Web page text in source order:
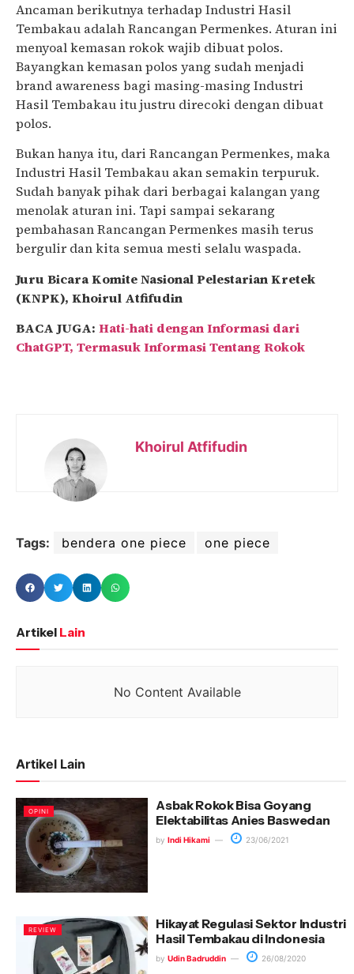
Ancaman berikutnya terhadap Industri Hasil
Tembakau adalah Rancangan Permenkes. Aturan ini
menyoal kemasan rokok wajib dibuat polos.
Bayangkan kemasan polos yang sudah menjadi
brand awareness bagi masing-masing Industri
Hasil Tembakau itu justru direcoki dengan dibuat
polos.
Bukan hanya itu, dari Rancangan Permenkes, maka
Industri Hasil Tembakau akan semakin terpuruk.
Sudah banyak pihak dari berbagai kalangan yang
menolak aturan ini. Tapi sampai sekarang
pembahasan Rancangan Permenkes masih terus
bergulir dan kita semua mesti selalu waspada.
Juru Bicara Komite Nasional Pelestarian Kretek
(KNPK), Khoirul Atfifudin
BACA JUGA: Hati-hati dengan Informasi dari
ChatGPT, Termasuk Informasi Tentang Rokok
Khoirul Atfifudin
Tags: bendera one piece one piece
Artikel Lain
No Content Available
Artikel Lain
OPINI
Asbak Rokok Bisa Goyang
Elektabilitas Anies Baswedan
by Indi Hikami 23/06/2021
REVIEW
Hikayat Regulasi Sektor Industri
Hasil Tembakau di Indonesia
by Udin Badruddin 26/08/2020